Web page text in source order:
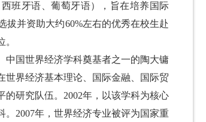
班牙语、葡萄牙语）， 旨在培养国际
拔并资助大约60%左右的优秀在校生赴
中国世界经济学科奠基者之一的陶大镛
世界经济基本理论、国际金融、国际贸
研究队伍。2002年，以该学科为核心
2007年，世界经济专业被评为国家重